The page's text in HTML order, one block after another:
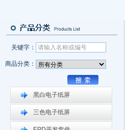
关键字：
商品分类：
黑白电子纸屏
三色电子纸屏